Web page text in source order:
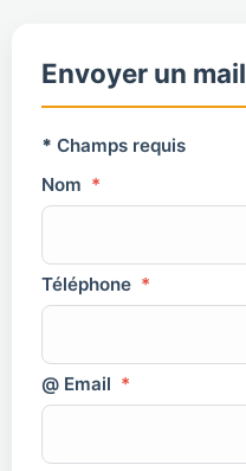
Envoyer un mail
* Champs requis
Nom *
Téléphone *
@ Email *